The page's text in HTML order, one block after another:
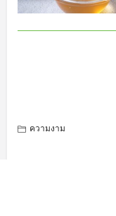
ความงาม